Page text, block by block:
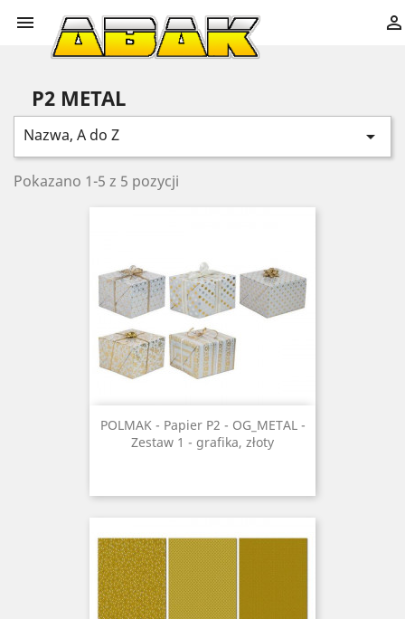
 
P2 METAL
Nazwa, A do Z 
Pokazano 1-5 z 5 pozycji
POLMAK - Papier P2 - OG_METAL -
Zestaw 1 - grafika, złoty